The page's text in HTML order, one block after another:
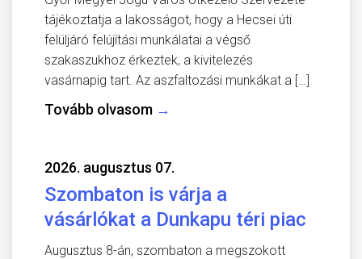
tájékoztatja a lakosságot, hogy a Hecsei úti
felüljáró felújítási munkálatai a végső
szakaszukhoz érkeztek, a kivitelezés
vasárnapig tart. Az aszfaltozási munkákat a […]
Tovább olvasom →
2026. augusztus 07.
Szombaton is várja a
vásárlókat a Dunkapu téri piac
Augusztus 8-án, szombaton a megszokott